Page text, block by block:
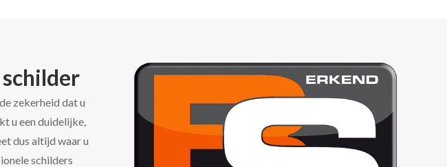
zekerheid dat u
u een duidelijke,
dus altijd waar u
schilders